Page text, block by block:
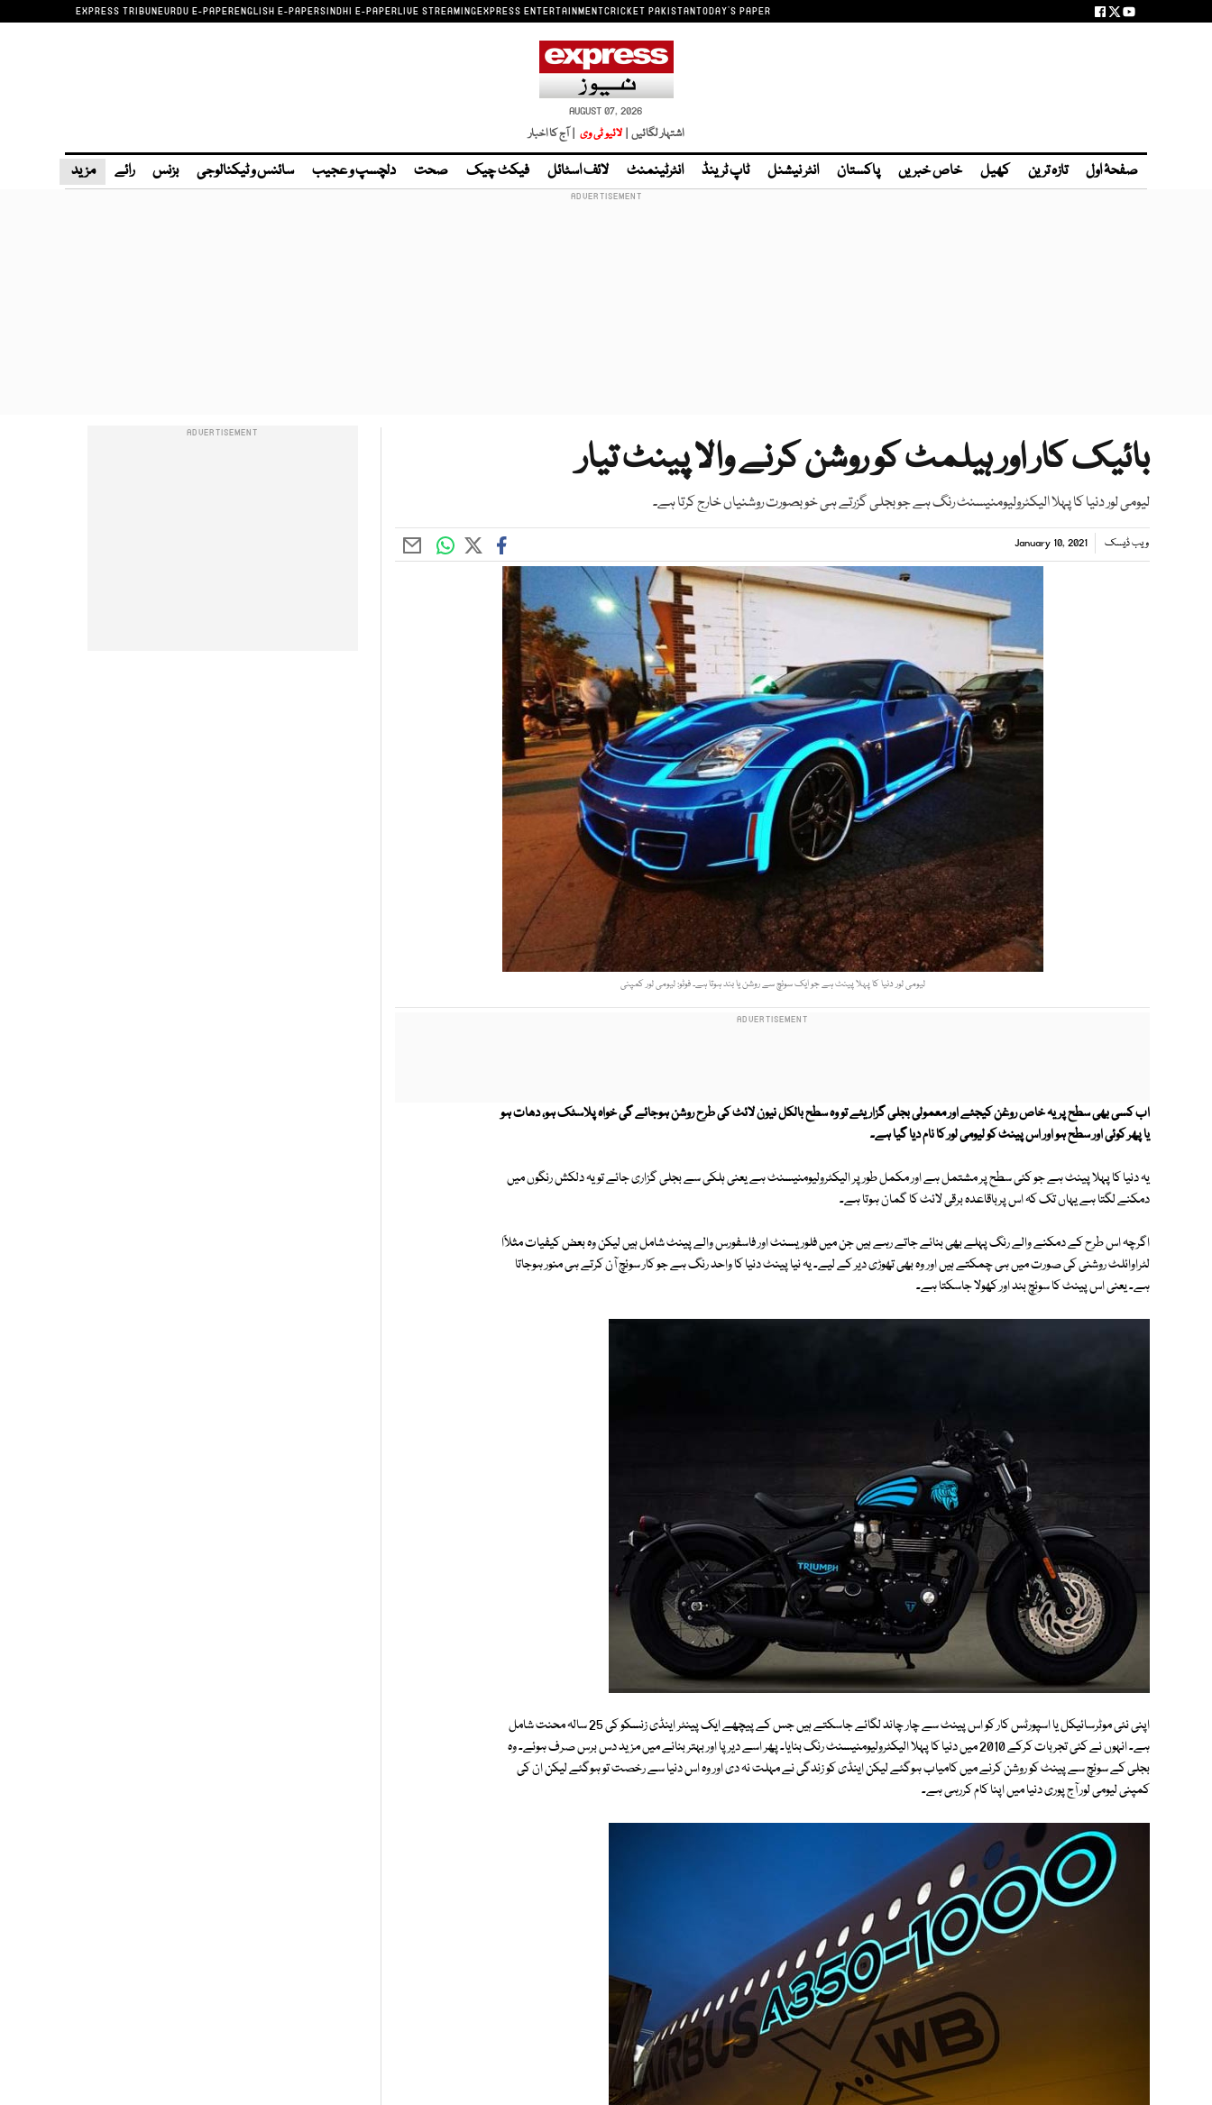
EXPRESS TRIBUNEURDU E-PAPERENGLISH E-PAPERSINDHI E-PAPERLIVE STREAMINGEXPRESS ENTERTAINMENTCRICKET PAKISTANTODAY'S PAPER
AUGUST 07, 2026
اشتہار لگائیں | لائیو ٹی وی | آج کا اخبار
صفحۂ اول تازہ ترین کھیل خاص خبریں پاکستان انٹر نیشنل ٹاپ ٹرینڈ انٹرٹینمنٹ لائف اسٹائل فیکٹ چیک صحت دلچسپ و عجیب سائنس و ٹیکنالوجی بزنس رائے مزید
بائیک کار اور ہیلمٹ کو روشن کرنے والا پینٹ تیار
لیومی لور دنیا کا پہلا الیکٹرولیومنیسنٹ رنگ ہے جو بجلی گزرتے ہی خوبصورت روشنیاں خارج کرتا ہے۔
ویب ڈیسک January 10, 2021
لیومی لور دنیا کا پہلا پینٹ ہے جو ایک سوئچ سے روشن یا بند ہوتا ہے۔ فوٹو: لیومی لور کمپنی
اب کسی بھی سطح پریہ خاص روغن کیجئے اور معمولی بجلی گزاریئے تو وہ سطح بالکل نیون لائٹ کی طرح روشن ہوجائے گی خواہ پلاسٹک ہو، دھات ہو
یا پھر کوئی اور سطح ہو اور اس پینٹ کو لیومی لور کا نام دیا گیا ہے۔
یہ دنیا کا پہلا پینٹ ہے جو کئی سطح پر مشتمل ہے اور مکمل طور پر الیکٹرولیومنیسنٹ ہے یعنی ہلکی سے بجلی گزاری جائے تو یہ دلکش رنگوں میں
دمکنے لگتا ہے یہاں تک کہ اس پرباقاعدہ برقی لائٹ کا گمان ہوتا ہے۔
اگرچہ اس طرح کے دمکنے والے رنگ پہلے بھی بنائے جاتے رہے ہیں جن میں فلوریسنٹ اور فاسفورس والے پینٹ شامل ہیں لیکن وہ بعض کیفیات مثلاًا
لٹراوائلٹ روشنی کی صورت میں ہی چمکتے ہیں اور وہ بھی تھوڑی دیر کے لیے۔ یہ نیا پینٹ دنیا کا واحد رنگ ہے جو کار سوئچ آن کرتے ہی منور ہوجاتا
ہے۔ یعنی اس پینٹ کا سوئچ بند اور کھولا جاسکتا ہے۔
اپنی نئی موٹرسائیکل یا اسپورٹس کار کو اس پینٹ سے چار چاند لگائے جاسکتے ہیں جس کے پیچھے ایک پینٹر اینڈی زنسکو کی 25 سالہ محنت شامل
ہے۔ انہوں نے کئی تجربات کرکے 2010 میں دنیا کا پہلا الیکٹرولیومنیسنٹ رنگ بنایا۔ پھر اسے دیرپا اور بہتر بنانے میں مزید دس برس صرف ہوئے۔ وہ
بجلی کے سوئچ سے پینٹ کو روشن کرنے میں کامیاب ہوگئے لیکن اینڈی کو زندگی نے مہلت نہ دی اور وہ اس دنیا سے رخصت تو ہوگئے لیکن ان کی
کمپنی لیومی لور آج پوری دنیا میں اپنا کام کررہی ہے۔